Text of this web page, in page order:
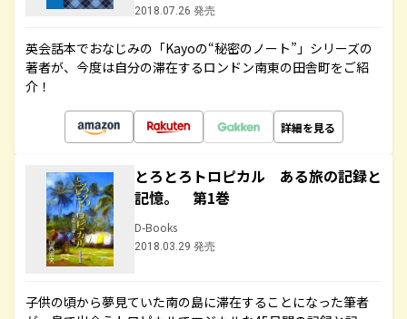
2018.07.26 発売
英会話本でおなじみの「Kayoの“秘密のノート”」シリーズの
著者が、今度は自分の滞在するロンドン南東の田舎町をご紹
介！
詳細を見る
とろとろトロピカル ある旅の記録と
記憶。 第1巻
D-Books
2018.03.29 発売
子供の頃から夢見ていた南の島に滞在することになった筆者